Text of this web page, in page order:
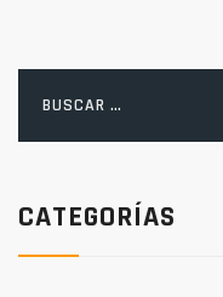
CATEGORÍAS